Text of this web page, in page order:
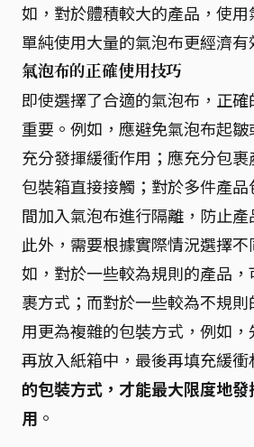
如，對於體積較大的產品，使
單純使用大量的氣泡布更經濟有
氣泡布的正確使用技巧
即使選擇了合適的氣泡布，正
重要。例如，應避免氣泡布起
充分發揮緩衝作用；應充分包
包裝箱直接接觸；對於多件產
間加入氣泡布進行隔離，防止產
此外，需要根據實際情況選擇
如，對於一些較為規則的產品
裹方式；而對於一些較為不規
用更為複雜的包裝方式，例如，
再放入紙箱中，最後再填充緩衝
的包裝方式，才能最大限度地
用 。